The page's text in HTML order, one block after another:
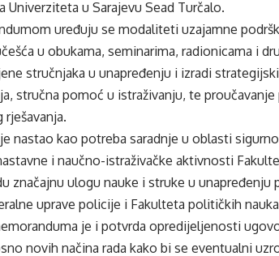
Univerziteta u Sarajevu Sead Turčalo.
uređuju se modaliteti uzajamne
u obukama, seminarima, radionicama i
stručnjaka u unapređenju i izradi
stručna pomoć u istraživanju, te
nastao kao potreba saradnje u oblasti
i naučno-istraživačke aktivnosti
značajnu ulogu nauke i struke u
uprave policije i Fakulteta političkih
je i potvrda opredijeljenosti
novih načina rada kako bi se eventualni